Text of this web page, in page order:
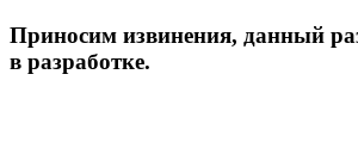
Приносим извинения, данный
в разработке.